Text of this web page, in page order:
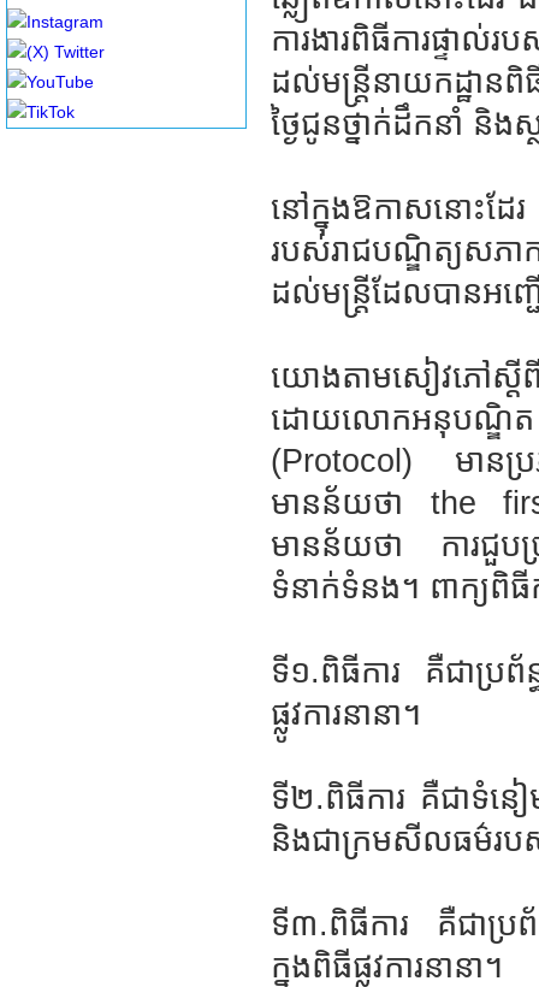
Instagram
(X) Twitter
YouTube
TikTok
ការងារពិធីការផ្ទាល់
ដល់មន្រ្តីនាយកដ្ឋាន
ថ្ងៃជូនថ្នាក់ដឹកនាំ និង
នៅក្នុងឱកាសនោះដែ
របស់រាជបណ្ឌិត្យស
ដល់មន្រ្តីដែលបានអ
យោងតាមសៀវភៅស្តី
ដោយលោកអនុបណ្ឌិ
(Protocol) មានប្
មានន័យថា the
មានន័យថា ការជួបប្
ទំនាក់ទំនង។ ពាក្យពិធី
ទី១.ពិធីការ គឺជាប្រព័ន្ធ
ផ្លូវការនានា។
ទី២.ពិធីការ គឺជាទំនៀ
និងជាក្រមសីលធម៌រប
ទី៣.ពិធីការ គឺជាប្រព័
ក្នុងពិធីផ្លូវការនានា។